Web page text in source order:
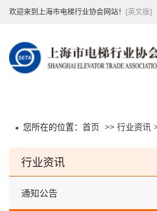
欢迎来到上海市电梯行业协会网站！ [英文版]
您所在的位置： 首页 >> 行业资讯
行业资讯
通知公告